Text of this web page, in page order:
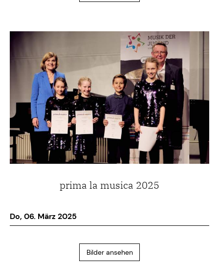
prima la musica 2025
Do, 06. März 2025
Bilder ansehen